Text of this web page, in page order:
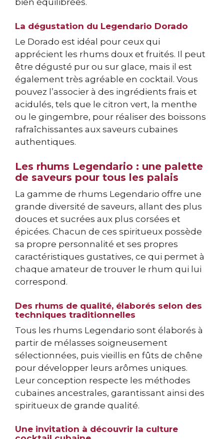
bien équilibrées.
La dégustation du Legendario Dorado
Le Dorado est idéal pour ceux qui
apprécient les rhums doux et fruités. Il peut
être dégusté pur ou sur glace, mais il est
également très agréable en cocktail. Vous
pouvez l’associer à des ingrédients frais et
acidulés, tels que le citron vert, la menthe
ou le gingembre, pour réaliser des boissons
rafraîchissantes aux saveurs cubaines
authentiques.
Les rhums Legendario : une palette
de saveurs pour tous les palais
La gamme de rhums Legendario offre une
grande diversité de saveurs, allant des plus
douces et sucrées aux plus corsées et
épicées. Chacun de ces spiritueux possède
sa propre personnalité et ses propres
caractéristiques gustatives, ce qui permet à
chaque amateur de trouver le rhum qui lui
correspond.
Des rhums de qualité, élaborés selon des
techniques traditionnelles
Tous les rhums Legendario sont élaborés à
partir de mélasses soigneusement
sélectionnées, puis vieillis en fûts de chêne
pour développer leurs arômes uniques.
Leur conception respecte les méthodes
cubaines ancestrales, garantissant ainsi des
spiritueux de grande qualité.
Une invitation à découvrir la culture